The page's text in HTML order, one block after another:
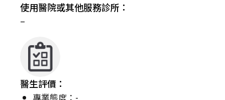
使用醫院或其他服務診所：
–
醫生評價：
專業態度：-